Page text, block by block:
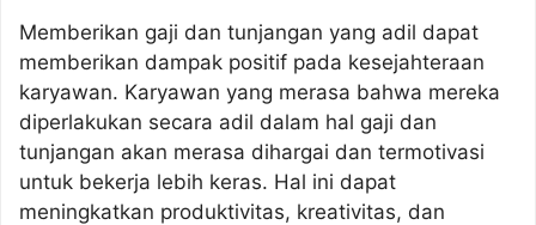
Memberikan gaji dan tunjangan yang adil dapat
memberikan dampak positif pada kesejahteraan
karyawan. Karyawan yang merasa bahwa mereka
diperlakukan secara adil dalam hal gaji dan
tunjangan akan merasa dihargai dan termotivasi
untuk bekerja lebih keras. Hal ini dapat
meningkatkan produktivitas, kreativitas, dan